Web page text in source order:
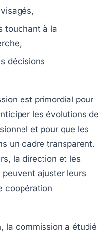
touchant à la
décisions
est primordial pour
les évolutions de
et pour que les
un cadre transparent.
la direction et les
ajuster leurs
coopération
la commission a étudié